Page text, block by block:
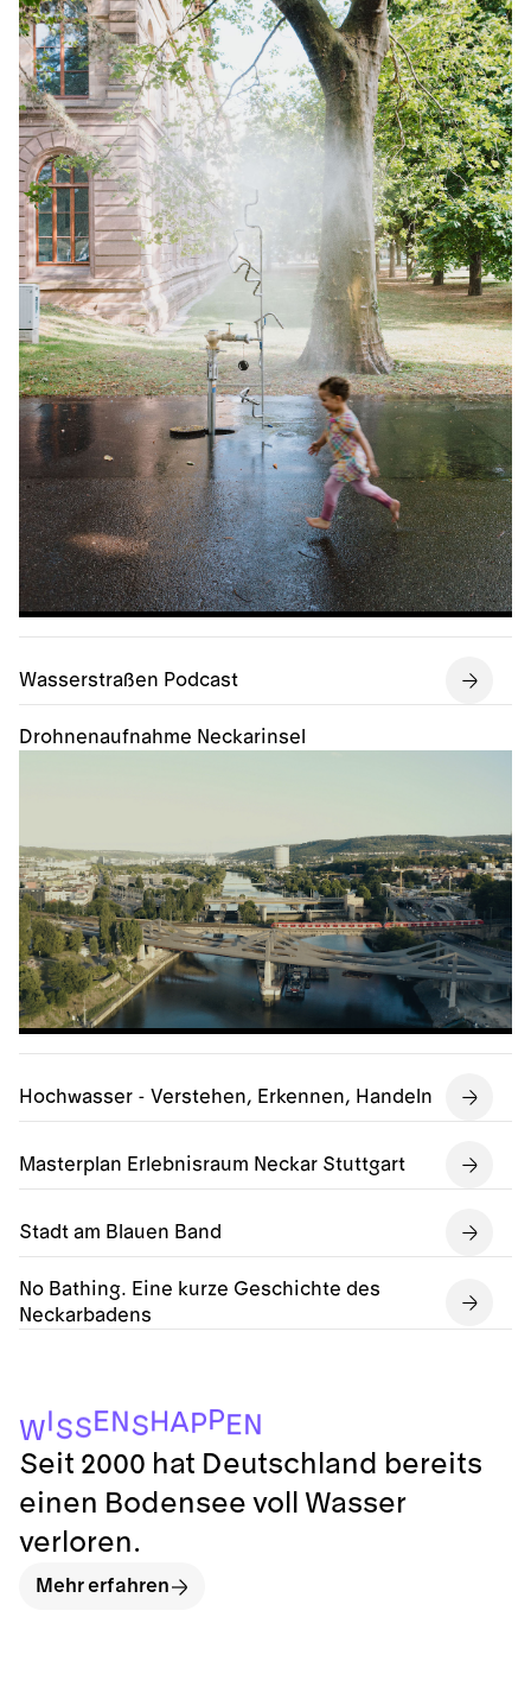
Wasserstraßen Podcast
Drohnenaufnahme Neckarinsel
Hochwasser - Verstehen, Erkennen, Handeln
Masterplan Erlebnisraum Neckar Stuttgart
Stadt am Blauen Band
No Bathing. Eine kurze Geschichte des
Neckarbadens
WISSENSHA PP E N
Seit 2000 hat Deutschland bereits
einen Bodensee voll Wasser
verloren.
Mehr erfahren